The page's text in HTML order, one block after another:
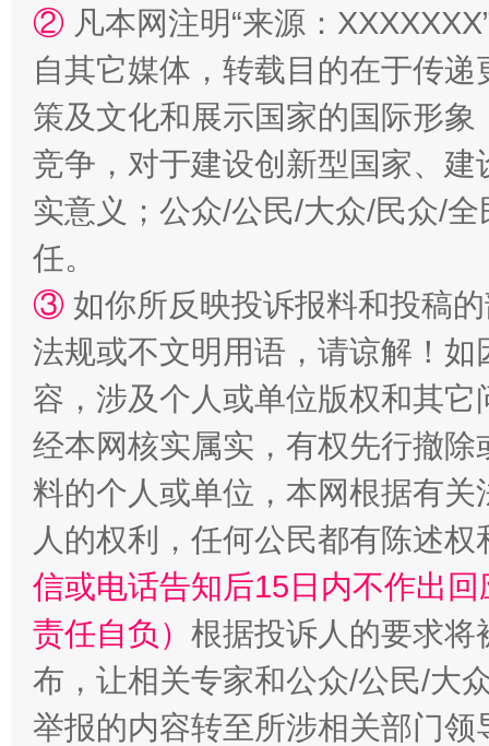
“蜀中异人”王建安的艺术幻境
② 凡本网注明“来源：
自其它媒体，转载目的在于传
策及文化和展示国家的国际形
竞争，对于建设创新型国家、
实意义；公众/公民/大众/民众/
任。
③ 如你所反映投诉报料和投稿
法规或不文明用语，请谅解！
容，涉及个人或单位版权和其它
经本网核实属实，有权先行撤
料的个人或单位，本网根据有
人的权利，任何公民都有陈述
信或电话告知后15日内不作出
责任自负） 根据投诉人的要求将
布，让相关专家和公众/公民/大
举报的内容转至所涉相关部门